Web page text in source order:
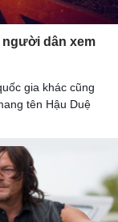
dân xem
gia khác cũng
tên Hậu Duệ